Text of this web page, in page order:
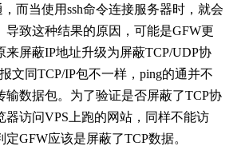
而当使用ssh命令连接服务器时，就会
导致这种结果的原因，可能是GFW更
来屏蔽IP地址升级为屏蔽TCP/UDP协
文同TCP/IP包不一样，ping的通并不
输数据包。为了验证是否屏蔽了TCP协
器访问VPS上跑的网站，同样不能访
GFW应该是屏蔽了TCP数据。